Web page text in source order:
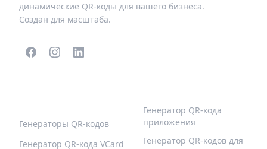
динамические QR-коды для вашего бизнеса.
Создан для масштаба.
Генераторы QR-кодов
Генератор QR-кода VCard
Генератор QR-кода
приложения
Генератор QR-кодов для